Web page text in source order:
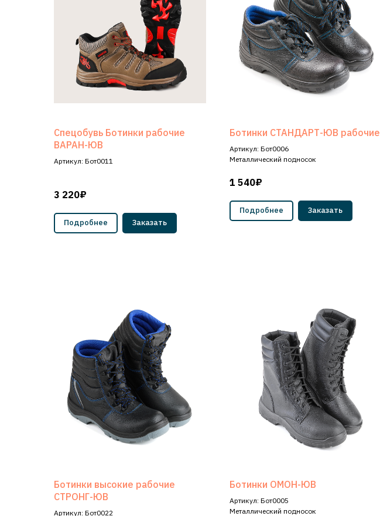
Спецобувь Ботинки рабочие
ВАРАН-ЮВ
Артикул: Бот0011
3 220₽
Подробнее Заказать
Ботинки СТАНДАРТ-ЮВ рабочие
Артикул: Бот0006
Металлический подносок
1 540₽
Подробнее Заказать
Ботинки высокие рабочие
СТРОНГ-ЮВ
Артикул: Бот0022
Ботинки ОМОН-ЮВ
Артикул: Бот0005
Металлический подносок